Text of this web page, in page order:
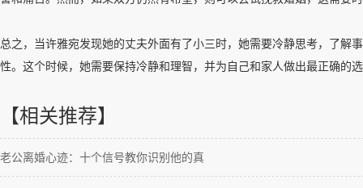
总之，当许雅宛发现她的丈夫外面有了小三时，她需要冷静思考，了解
性。这个时候，她需要保持冷静和理智，并为自己和家人做出最正确的
【相关推荐】
老公离婚心迹：十个信号教你识别他的真